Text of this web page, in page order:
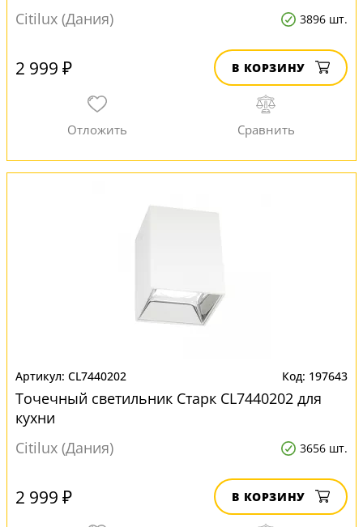
Citilux (Дания)
3896 шт.
2 999 ₽ В КОРЗИНУ
CL7440202 197643
Точечный светильник Старк CL7440202 для
кухни
Citilux (Дания)
3656 шт.
2 999 ₽ В КОРЗИНУ